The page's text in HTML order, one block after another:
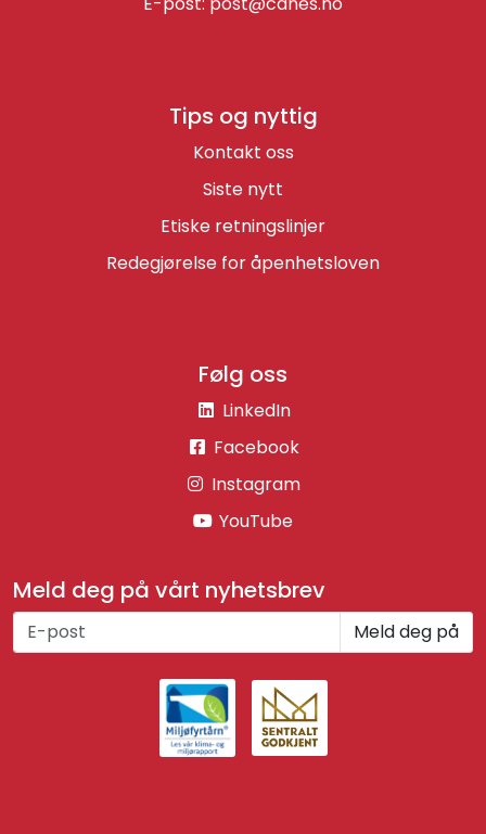
Meld deg på vårt nyhetsbrev
Meld deg på
Tips og nyttig
Kontakt oss
Siste nytt
Etiske retningslinjer
Redegjørelse for åpenhetsloven
Følg oss
LinkedIn
Facebook
Instagram
YouTube